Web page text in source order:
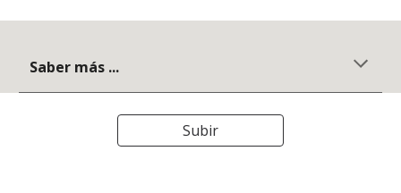
Saber más ...
Subir